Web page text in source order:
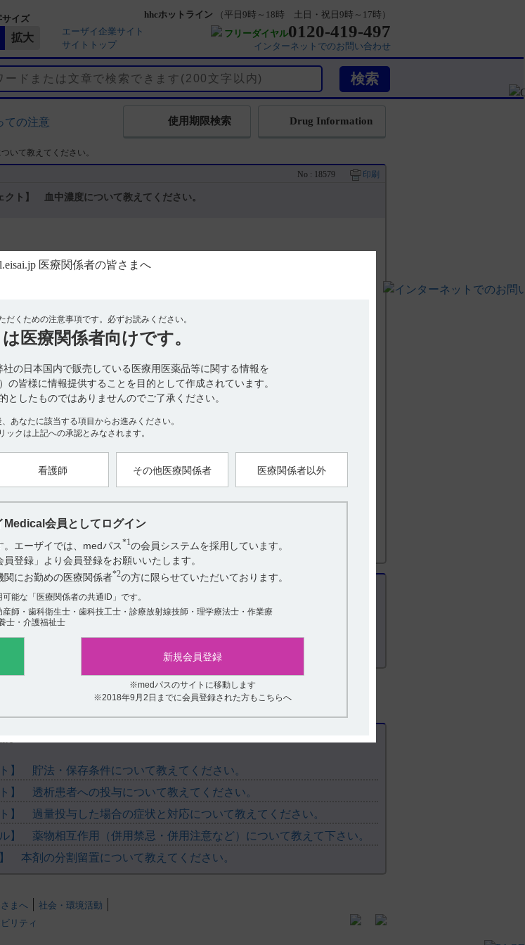
サイズ
エーザイ企業サイト
サイトトップ
hhcホットライン
（平日9時～18時 土日・祝日9時～17時）
フリーダイヤル0120-419-497
インターネットでのお問い合わせ
ての注意 Drug Information
使用期限検索
いて教えてください。
だくための注意事項です。 必ずお読みください。
医療関係者向けです。
の日本国内で販売している医療用医薬品等に関する情報を
の皆様に情報提供することを目的として作成されています。
としたものではありませんのでご了承ください。
あなたに該当する項目からお進みください。
ックは上記への承認とみなされます。
看護師 その他医療関係者 医療関係者以外
Medical会員としてログイン
エーザイでは、medパス*1の会員システムを採用しています。
登録」より会員登録をお願いいたします。
にお勤めの医療関係者*2の方に限らせていただいております。
能な「医療関係者の共通ID」です。
師・歯科衛生士・歯科技工士・診療放射線技師・理学療法士・作業療
士・介護福祉士
新規会員登録
※medパスのサイトに移動します
※2018年9月2日までに会員登録された方もこちらへ
No : 18579 印刷
クト】 血中濃度について教えてください。
、以下製品特性が記載されています。(引用1)
用3)
、メトジェクト皮下注の用法及び用量に関して以下の記載があります。
用4）
トレキサートとして7.5mgを週に1回皮下注射する。なお、患者の状態、忍容性等に応じて
15mgを超えないこと。
7.5mg・10mg・12.5mg・15mg総合製品情報概要 薬物動態 ｐ34-35 (MTJ1001FSG)
相試験（MC-MTX.17/RA試験）（承認時評価資料）
注7.5mg・10mg・12.5mg・15mg電子添文 2025年9月改訂(第7版) 用法及び用量
った
ト】 貯法・保存条件について教えてください。
ト】 透析患者への投与について教えてください。
ト】 過量投与した場合の症状と対応について教えてください。
ル】 薬物相互作用（併用禁忌・併用注意など）について教えて下さい。
】 本剤の分割留置について教えてください。
まへ
社会・環境活動
リティ